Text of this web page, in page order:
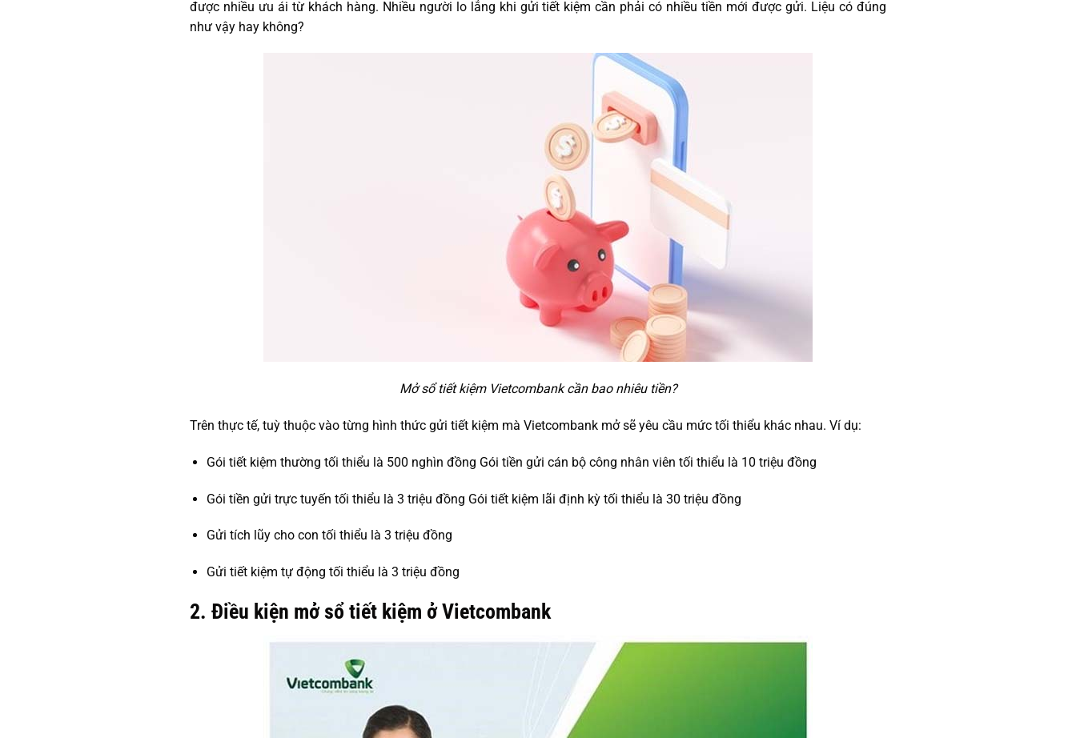
được nhiều ưu ái từ khách hàng. Nhiều người lo lắng khi gửi tiết kiệm cần phải có nhiều tiền mới được gửi. Liệu có đúng
như vậy hay không?
Mở sổ tiết kiệm Vietcombank cần bao nhiêu tiền?
Trên thực tế, tuỳ thuộc vào từng hình thức gửi tiết kiệm mà Vietcombank mở sẽ yêu cầu mức tối thiểu khác nhau. Ví dụ:
Gói tiết kiệm thường tối thiểu là 500 nghìn đồng Gói tiền gửi cán bộ công nhân viên tối thiểu là 10 triệu đồng
Gói tiền gửi trực tuyến tối thiểu là 3 triệu đồng Gói tiết kiệm lãi định kỳ tối thiểu là 30 triệu đồng
Gửi tích lũy cho con tối thiểu là 3 triệu đồng
Gửi tiết kiệm tự động tối thiểu là 3 triệu đồng
2. Điều kiện mở sổ tiết kiệm ở Vietcombank